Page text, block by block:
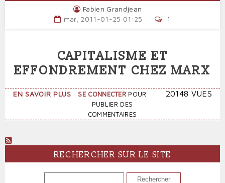
Fabien Grandjean
mar, 2011-01-25 01:25
1
CAPITALISME ET
EFFONDREMENT CHEZ MARX
EN SAVOIR PLUS SUR
CAPITALISME
MARX
SE CONNECTER POUR
PUBLIER DES
COMMENTAIRES
20148 VUES
RECHERCHER SUR LE SITE
RECHERCHER